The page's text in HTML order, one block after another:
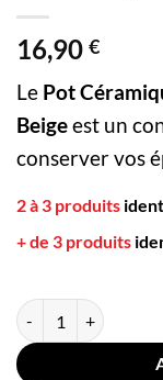
16,90 €
Le Pot
Beigeest un
conserver vos
2 à 3 produits
+ de 3 produits
quantité de Pot